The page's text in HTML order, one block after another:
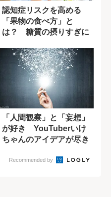
認知症リスクを高める
「果物の食べ方」と
は？ 糖質の摂りすぎに
「人間観察」と「妄想」
が好き YouTuberいけ
ちゃんのアイデアが尽き
Recommended by